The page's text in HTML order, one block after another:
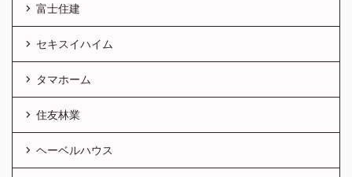
富士住建
セキスイハイム
タマホーム
住友林業
ヘーベルハウス